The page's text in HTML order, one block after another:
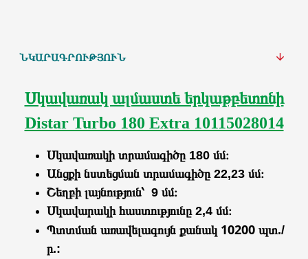
ՆԿԱՐԱԳՐՈՒԹՅՈՒՆ
Սկավառակ ալմաստե երկաթբետոնի
Distar Turbo 180 Extra 10115028014
Սկավառակի տրամագիծը 180 մմ։
Անցքի նստեցման տրամագիծը 22,23 մմ։
Շեղբի լայնություն՝ 9 մմ։
Սկավարակի հաստությունը 2,4 մմ։
Պտտման առավելագույն քանակ 10200 պտ./
ր.: